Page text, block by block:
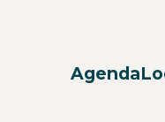
Agenda